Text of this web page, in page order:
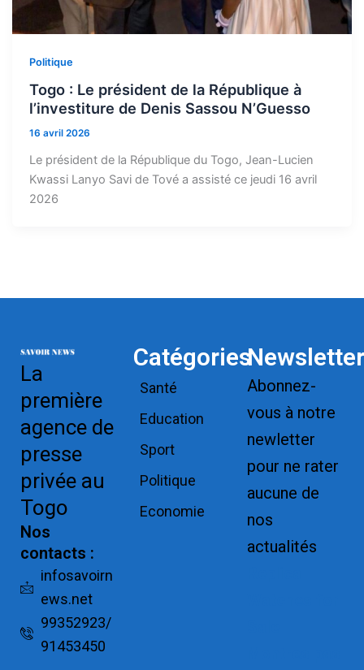
Politique
Togo : Le président de la République à
l’investiture de Denis Sassou N’Guesso
16 avril 2026
Le président de la République du Togo, Jean-Lucien
Kwassi Lanyo Savi de Tové a assisté ce jeudi 16 avril
2026
La
première
agence de
presse
privée au
Togo
Nos
contacts :
infosavoirn
ews.net
99352923/
91453450
Catégories
Santé
Education
Sport
Politique
Economie
Newsletter
Abonnez-
vous à notre
newletter
pour ne rater
aucune de
nos
actualités